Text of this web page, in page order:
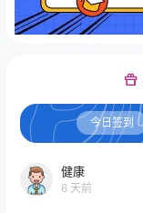
今日签到
健康
6 天前